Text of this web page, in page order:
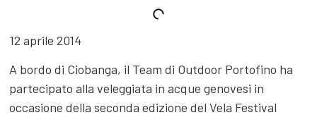
12 aprile 2014
A bordo di Ciobanga, il Team di Outdoor Portofino ha
partecipato alla veleggiata in acque genovesi in
occasione della seconda edizione del Vela Festival